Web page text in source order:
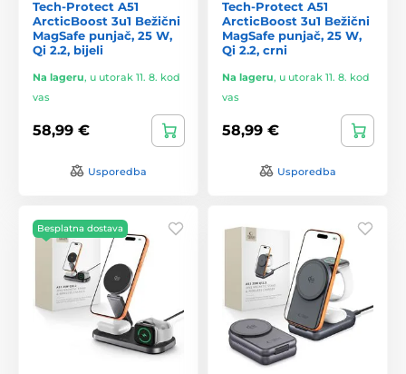
Tech-Protect A51
ArcticBoost 3u1 Bežični
MagSafe punjač, 25 W,
Qi 2.2, bijeli
Na lageru, u utorak 11. 8. kod
vas
58,99 €
Usporedba
Tech-Protect A51
ArcticBoost 3u1 Bežični
MagSafe punjač, 25 W,
Qi 2.2, crni
Na lageru, u utorak 11. 8. kod
vas
58,99 €
Usporedba
Besplatna dostava